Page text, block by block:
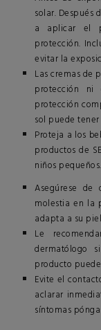
solar. Después
a aplicar el
protección.
evitar la
Las cremas de
protección
protección
sol puede
Proteja a los
productos de
niños pequeños.
Asegúrese
molestia en la
adapta a su
Le
dermatólogo
producto
Evite el
aclarar
síntomas